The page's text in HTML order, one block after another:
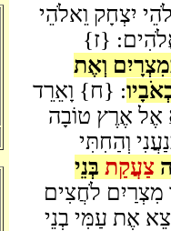
יִצְחָק וֵאלֹהֵי
{ז}
וְאֶת
: {ח} וָאֵרֵד
אֶל אֶרֶץ טוֹבָה
וְהַחִתִּי
צַעֲקַת בְּנֵי
לֹחֲצִים
אֶת עַמִּי בְנֵי